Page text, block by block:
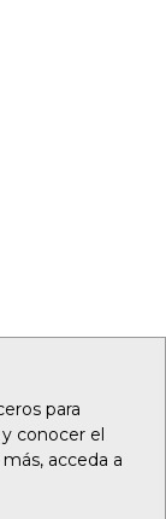
para
conocer el
acceda a